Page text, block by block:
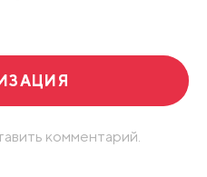
комментарий.